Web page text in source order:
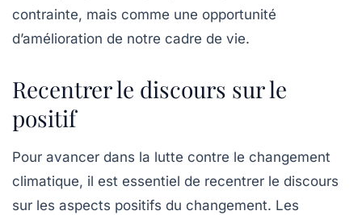
contrainte, mais comme une opportunité
d’amélioration de notre cadre de vie.
Recentrer le discours sur le
positif
Pour avancer dans la lutte contre le changement
climatique, il est essentiel de recentrer le discours
sur les aspects positifs du changement. Les